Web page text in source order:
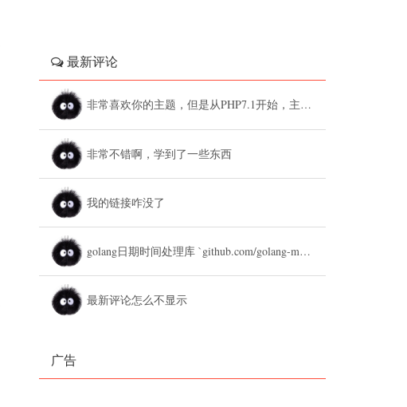
最新评论
非常喜欢你的主题，但是从PHP7.1开始，主题设置中的列表广告和文章底部广告无法...
非常不错啊，学到了一些东西
我的链接咋没了
golang日期时间处理库 `github.com/golang-module/...
最新评论怎么不显示
广告